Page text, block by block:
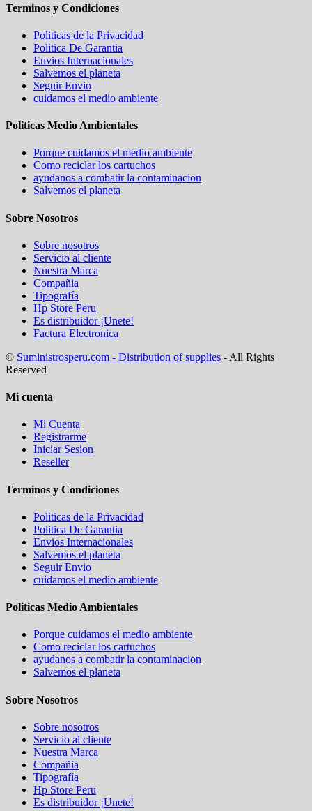
Terminos y Condiciones
Politicas de la Privacidad
Politica De Garantia
Envios Internacionales
Salvemos el planeta
Seguir Envio
cuidamos el medio ambiente
Politicas Medio Ambientales
Porque cuidamos el medio ambiente
Como reciclar los cartuchos
ayudanos a combatir la contaminacion
Salvemos el planeta
Sobre Nosotros
Sobre nosotros
Servicio al cliente
Nuestra Marca
Compañia
Tipografía
Hp Store Peru
Es distribuidor ¡Unete!
Factura Electronica
© Suministrosperu.com - Distribution of supplies - All Rights
Reserved
Mi cuenta
Mi Cuenta
Registrarme
Iniciar Sesion
Reseller
Terminos y Condiciones
Politicas de la Privacidad
Politica De Garantia
Envios Internacionales
Salvemos el planeta
Seguir Envio
cuidamos el medio ambiente
Politicas Medio Ambientales
Porque cuidamos el medio ambiente
Como reciclar los cartuchos
ayudanos a combatir la contaminacion
Salvemos el planeta
Sobre Nosotros
Sobre nosotros
Servicio al cliente
Nuestra Marca
Compañia
Tipografía
Hp Store Peru
Es distribuidor ¡Unete!